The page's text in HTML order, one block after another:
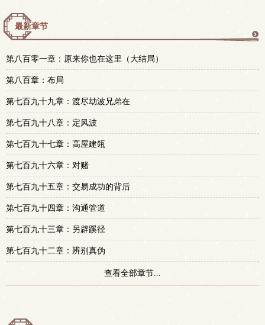
最新章节
第八百零一章：原来你也在这里（大结局）
第八百章：布局
第七百九十九章：渡尽劫波兄弟在
第七百九十八章：定风波
第七百九十七章：高屋建瓴
第七百九十六章：对赌
第七百九十五章：交易成功的背后
第七百九十四章：沟通管道
第七百九十三章：另辟蹊径
第七百九十二章：辨别真伪
查看全部章节...